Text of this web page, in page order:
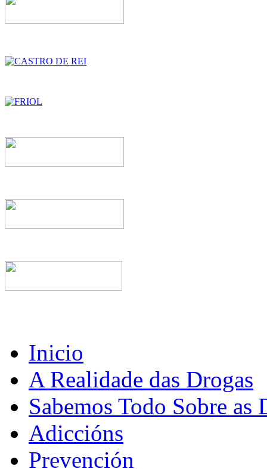
Inicio
A Realidade das Drogas
Sabemos Todo Sobre as
Adiccións
Prevención